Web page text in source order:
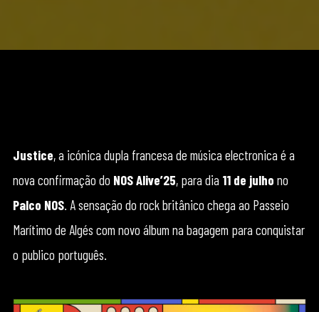
Justice, a icónica dupla francesa de música electronica é a
nova confirmação do NOS Alive’25, para dia 11 de julho no
Palco NOS. A sensação do rock britânico chega ao Passeio
Marítimo de Algés com novo álbum na bagagem para conquistar
o publico português.